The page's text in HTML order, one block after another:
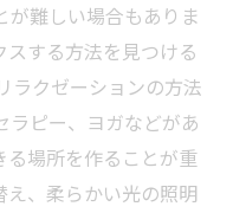
が難しい場合もありま
する方法を見つける
ラクゼーションの方法
ラピー、ヨガなどがあ
る場所を作ることが重
、柔らかい光の照明